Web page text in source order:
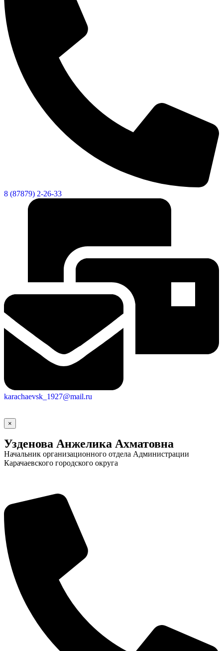
8 (87879) 2-26-33
karachaevsk_1927@mail.ru
×
Узденова Анжелика Ахматовна
Начальник организационного отдела Администрации
Карачаевского городского округа